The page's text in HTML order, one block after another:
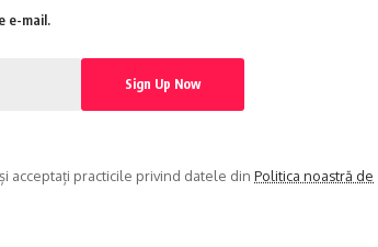
e-mail.
și acceptați practicile privind datele din Politica noastră de